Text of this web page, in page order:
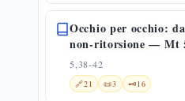
Occhio per occhio:
non-ritorsione — Mt
5,38-42
🔗21 📜3 🗝️16